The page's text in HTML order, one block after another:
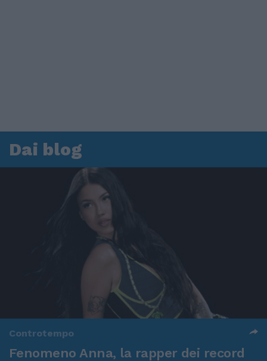
Dai blog
Controtempo
Fenomeno Anna, la rapper dei record